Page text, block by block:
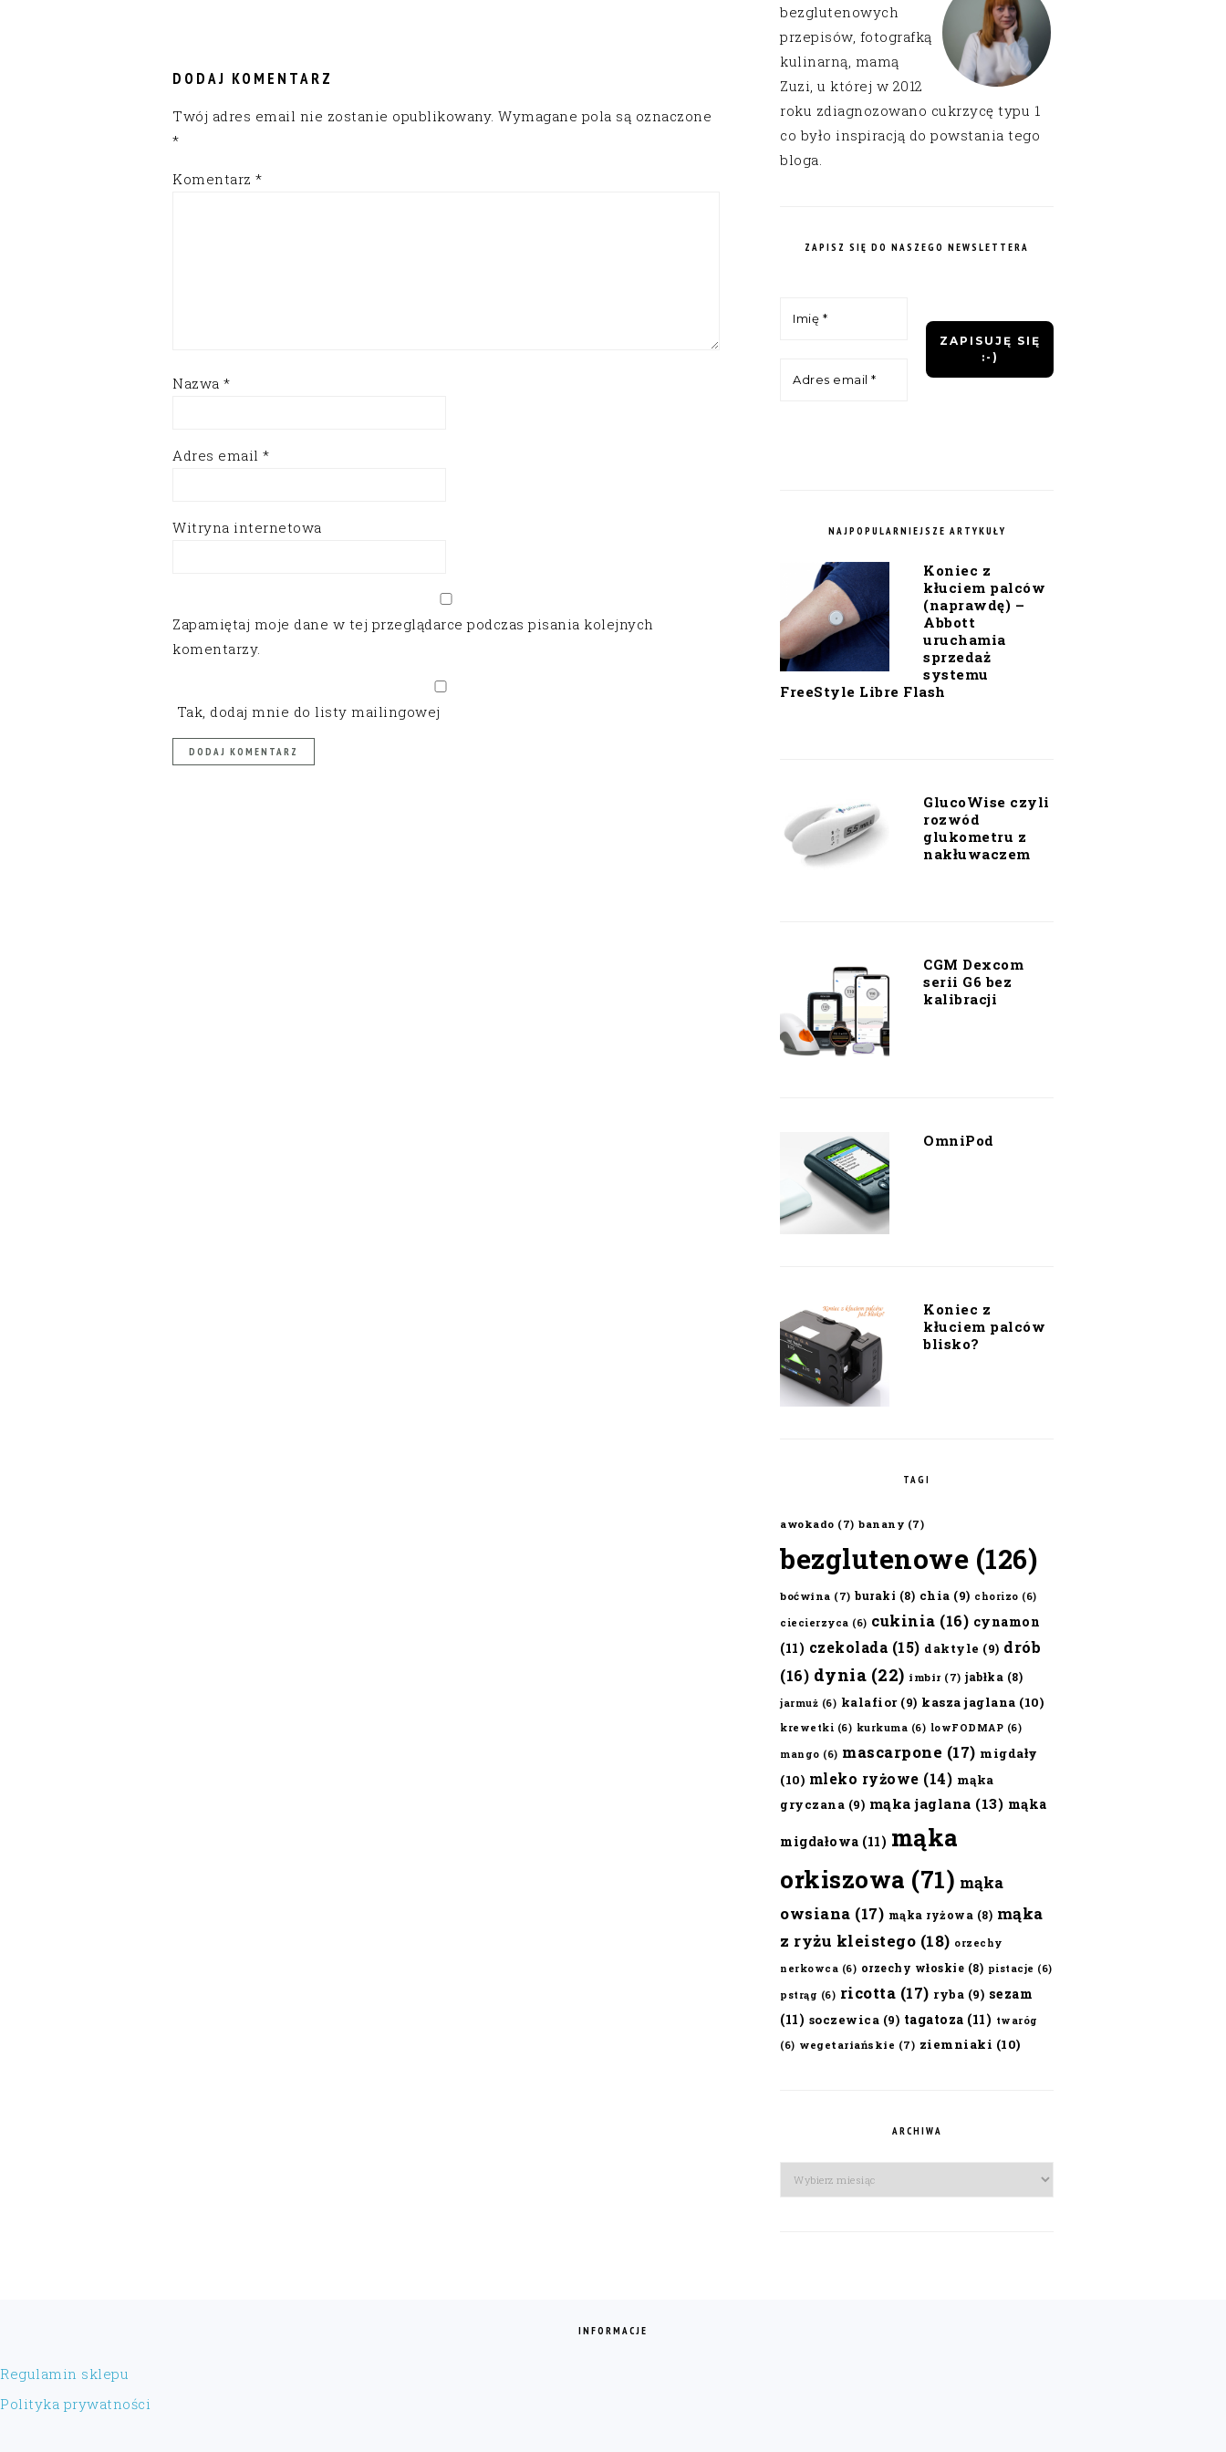
DODAJ KOMENTARZ
Twój adres email nie zostanie opublikowany. Wymagane pola są oznaczone
*
Komentarz *
Nazwa *
Adres email *
Witryna internetowa
Zapamiętaj moje dane w tej przeglądarce podczas pisania kolejnych
komentarzy.
Tak, dodaj mnie do listy mailingowej
bezglutenowych
przepisów, fotografką
kulinarną, mamą
Zuzi, u której w 2012
roku zdiagnozowano cukrzycę typu 1
co było inspiracją do powstania tego
bloga.
ZAPISZ SIĘ DO NASZEGO NEWSLETTERA
NAJPOPULARNIEJSZE ARTYKUŁY
Koniec z
kłuciem palców
(naprawdę) –
Abbott
uruchamia
sprzedaż
systemu
FreeStyle Libre Flash
GlucoWise czyli
rozwód
glukometru z
nakłuwaczem
CGM Dexcom
serii G6 bez
kalibracji
OmniPod
Koniec z
kłuciem palców
blisko?
TAGI
awokado (7) banany (7)
bezglutenowe (126)
boćwina (7) buraki (8) chia (9) chorizo (6)
ciecierzyca (6) cukinia (16) cynamon
(11) czekolada (15) daktyle (9) drób
(16) dynia (22) imbir (7) jabłka (8)
jarmuż (6) kalafior(9) kasza jaglana (10)
krewetki (6) kurkuma (6) lowFODMAP (6)
mango (6) mascarpone (17) migdały
(10) mleko ryżowe (14) mąka
gryczana (9) mąka jaglana (13) mąka
migdałowa (11) mąka
orkiszowa (71) mąka
owsiana (17) mąka ryżowa (8) mąka
z ryżu kleistego (18) orzechy
nerkowca (6) orzechy włoskie (8) pistacje (6)
pstrąg (6) ricotta (17) ryba (9) sezam
(11) soczewica (9) tagatoza (11) twaróg
(6) wegetariańskie (7) ziemniaki (10)
ARCHIWA
Archiwa
INFORMACJE
Regulamin sklepu
Polityka prywatności